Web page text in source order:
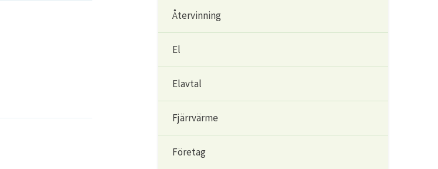
Återvinning
El
Elavtal
Fjärrvärme
Företag